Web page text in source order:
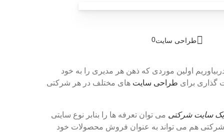
طراحی سایت0
اولین موردی که ذهن هر مدیری را به خود
گذاری برای طراحی سایت های مختلف در هر شرکتی
سایت شرکتی می توان تعرفه ها را بنابر نوع سایتی
هم می تواند به عنوان فروش محصولات خود